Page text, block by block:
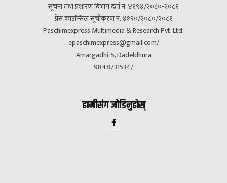
सूचना तथा प्रशारण बिभाग दर्ता नं. ४१९४/२०८०-२०८१
प्रेस काउन्सिल सूचीकरण नं. ४१९०/२०८०/२०८१
Paschimexpress Multimedia & Research Pvt. Ltd.
epaschimexpress@gmail.com/
Amargadhi-5, Dadeldhura
9848731534/
हामीसंग जोडिनुहोस्